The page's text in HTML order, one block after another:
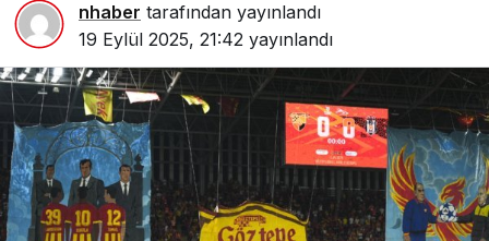
nhaber tarafından yayınlandı
19 Eylül 2025, 21:42 yayınlandı